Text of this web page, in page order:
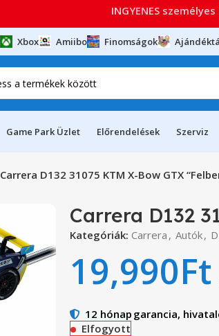
Xbox Amiibo Finomságok
Game Park Üzlet Előrendelések Szerviz
Carrera D132 31075 KTM X-Bow GTX
Carrera D132
Kategóriák: Carrera , Autók,
19,990Ft
12 hónap garancia,
Elfogyott
INGYENES